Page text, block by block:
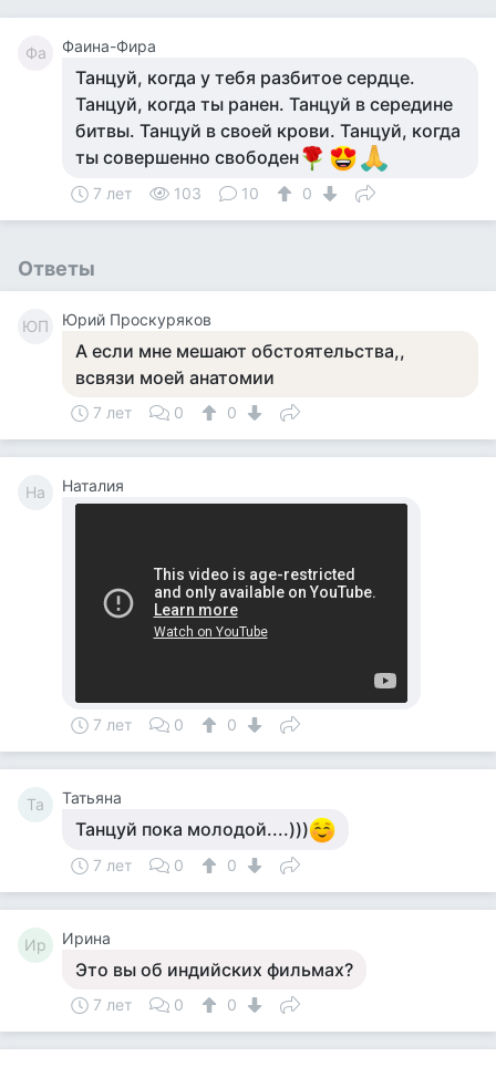
Фа Фаина-Фира
Танцуй, когда у тебя разбитое сердце.
Танцуй, когда ты ранен. Танцуй в середине
битвы. Танцуй в своей крови. Танцуй, когда
ты совершенно свободен
7 лет 103 10 0
Ответы
ЮП Юрий Проскуряков
А если мне мешают обстоятельства,,
всвязи моей анатомии
7 лет 0 0
На Наталия
7 лет 0 0
Та Татьяна
Танцуй пока молодой....)))
7 лет 0 0
Ир Ирина
Это вы об индийских фильмах?
7 лет 0 0